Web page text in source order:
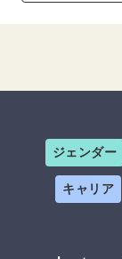
ジェンダー
キャリア